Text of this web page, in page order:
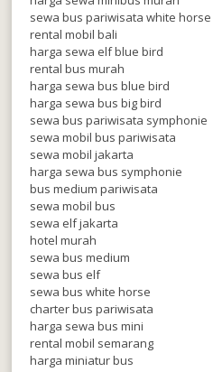
sewa bus pariwisata white horse
rental mobil bali
harga sewa elf blue bird
rental bus murah
harga sewa bus blue bird
harga sewa bus big bird
sewa bus pariwisata symphonie
sewa mobil bus pariwisata
sewa mobil jakarta
harga sewa bus symphonie
bus medium pariwisata
sewa mobil bus
sewa elf jakarta
hotel murah
sewa bus medium
sewa bus elf
sewa bus white horse
charter bus pariwisata
harga sewa bus mini
rental mobil semarang
harga miniatur bus